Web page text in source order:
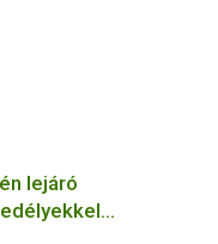
lejáró